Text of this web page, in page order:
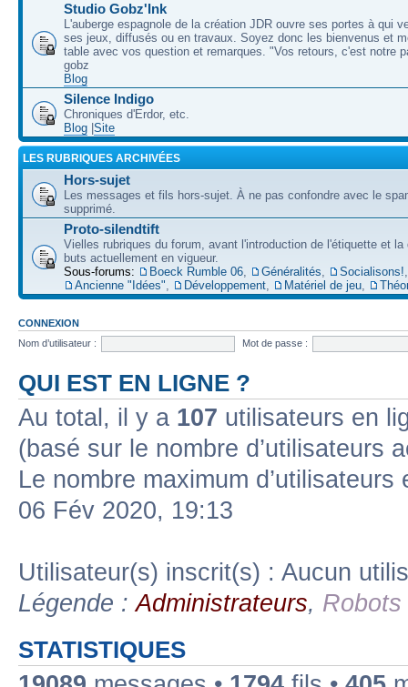
Studio Gobz'Ink
L'auberge espagnole de la création JDR ouvre ses portes à qui
ses jeux, diffusés ou en travaux. Soyez donc les bienvenus et
table avec vos question et remarques. "Vos retours, c'est notre
gobz
Blog
Silence Indigo
Chroniques d'Erdor, etc.
Blog Site
LES RUBRIQUES ARCHIVÉES
Hors-sujet
Les messages et fils hors-sujet. À ne pas confondre avec le
supprimé.
Proto-silendtift
Vielles rubriques du forum, avant l'introduction de l'étiquette et la
buts actuellement en vigueur.
Sous-forums:
Boeck Rumble 06, Généralités, Socialisons!,
Ancienne "Idées", Développement, Matériel de jeu,
CONNEXION
Nom d’utilisateur :
Mot de passe :
QUI EST EN LIGNE ?
Au total, il y a 107 utilisateurs en
(basé sur le nombre d’utilisateurs
Le nombre maximum
06 Fév 2020, 19:13
Utilisateur(s) inscrit(s) : Aucun
Légende :Administrateurs, Robots
STATISTIQUES